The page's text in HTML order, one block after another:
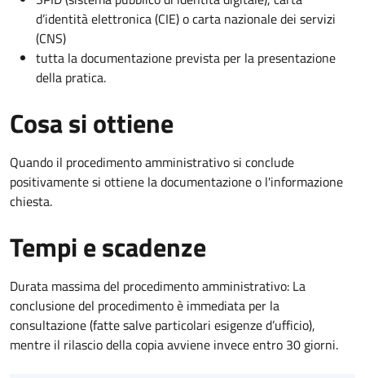
d’identità elettronica (CIE) o carta nazionale dei servizi
(CNS)
tutta la documentazione prevista per la presentazione
della pratica.
Cosa si ottiene
Quando il procedimento amministrativo si conclude
positivamente si ottiene la documentazione o l'informazione
chiesta.
Tempi e scadenze
Durata massima del procedimento amministrativo: La
conclusione del procedimento è immediata per la
consultazione (fatte salve particolari esigenze d’ufficio),
mentre il rilascio della copia avviene invece entro 30 giorni.